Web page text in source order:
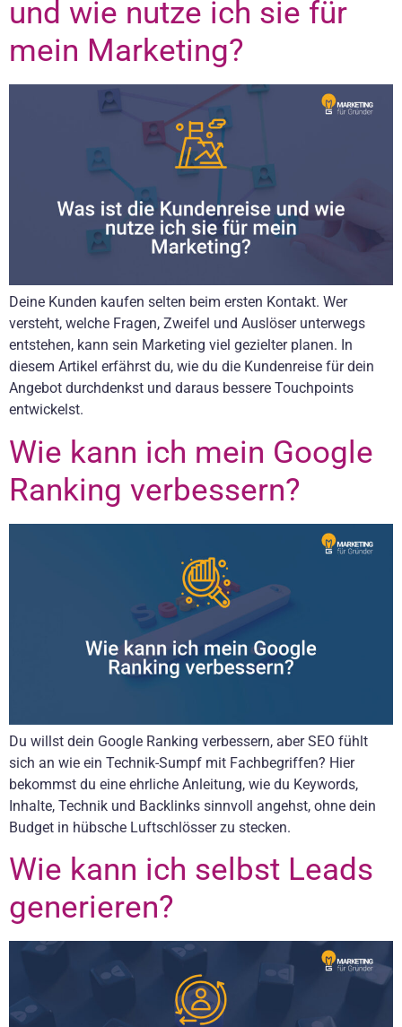
und wie nutze ich sie für
mein Marketing?
Deine Kunden kaufen selten beim ersten Kontakt. Wer
versteht, welche Fragen, Zweifel und Auslöser unterwegs
entstehen, kann sein Marketing viel gezielter planen. In
diesem Artikel erfährst du, wie du die Kundenreise für dein
Angebot durchdenkst und daraus bessere Touchpoints
entwickelst.
Wie kann ich mein Google
Ranking verbessern?
Du willst dein Google Ranking verbessern, aber SEO fühlt
sich an wie ein Technik-Sumpf mit Fachbegriffen? Hier
bekommst du eine ehrliche Anleitung, wie du Keywords,
Inhalte, Technik und Backlinks sinnvoll angehst, ohne dein
Budget in hübsche Luftschlösser zu stecken.
Wie kann ich selbst Leads
generieren?